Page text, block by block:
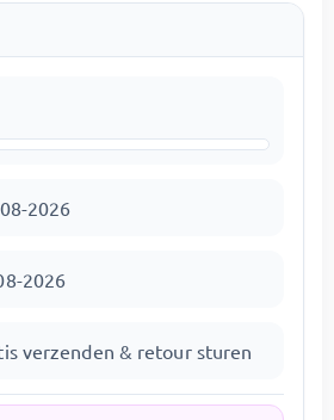
2026
2026
verzenden & retour sturen